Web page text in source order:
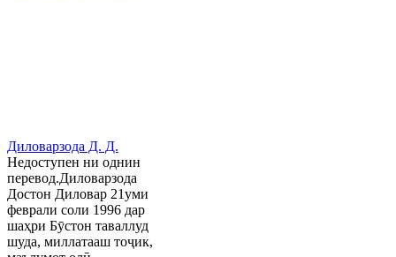
Диловарзода Д. Д.
Недоступен ни однин
перевод.Диловарзода
Достон Диловар 21уми
феврали соли 1996 дар
шаҳри Бӯстон таваллуд
шуда, миллатааш тоҷик,